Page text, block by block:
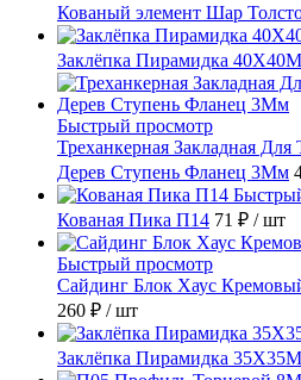
Кованый элемент Шар
Заклёпка Пирамидка
Быстрый просмотр
Треханкерная Закладная
Дерев Ступень Фланец 3Мм
Кованая Пика П14 71 ₽ / шт
Быстрый просмотр
Сайдинг Блок Хаус
260 ₽ / шт
Заклёпка Пирамидка